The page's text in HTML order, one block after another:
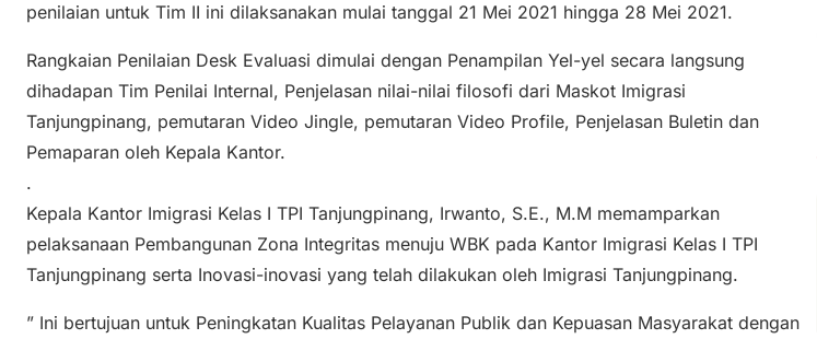
penilaian untuk Tim II ini dilaksanakan mulai tanggal 21 Mei 2021 hingga 28 Mei 2021.
Rangkaian Penilaian Desk Evaluasi dimulai dengan Penampilan Yel-yel secara langsung
dihadapan Tim Penilai Internal, Penjelasan nilai-nilai filosofi dari Maskot Imigrasi
Tanjungpinang, pemutaran Video Jingle, pemutaran Video Profile, Penjelasan Buletin dan
Pemaparan oleh Kepala Kantor.
.
Kepala Kantor Imigrasi Kelas I TPI Tanjungpinang, Irwanto, S.E., M.M memamparkan
pelaksanaan Pembangunan Zona Integritas menuju WBK pada Kantor Imigrasi Kelas I TPI
Tanjungpinang serta Inovasi-inovasi yang telah dilakukan oleh Imigrasi Tanjungpinang.
” Ini bertujuan untuk Peningkatan Kualitas Pelayanan Publik dan Kepuasan Masyarakat dengan